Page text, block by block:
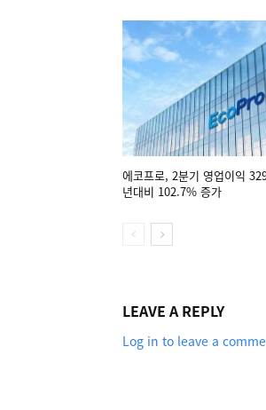
에코프로, 2분기 영업이익
년대비 102.7% 증가
LEAVE A REPLY
Log in to leave a